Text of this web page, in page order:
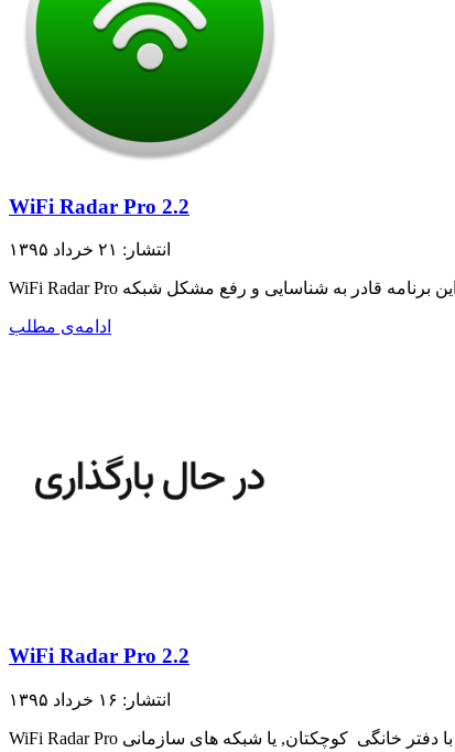
WiFi Radar Pro 2.2
انتشار: ۲۱ خرداد ۱۳۹۵
ادامه‌ی مطلب
WiFi Radar Pro 2.2
انتشار: ۱۶ خرداد ۱۳۹۵